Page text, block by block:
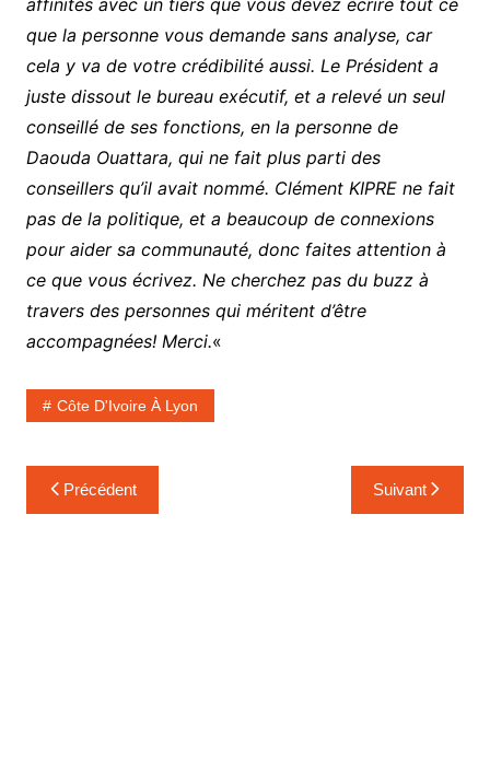
affinités avec un tiers que vous devez écrire tout ce
que la personne vous demande sans analyse, car
cela y va de votre crédibilité aussi. Le Président a
juste dissout le bureau exécutif, et a relevé un seul
conseillé de ses fonctions, en la personne de
Daouda Ouattara, qui ne fait plus parti des
conseillers qu’il avait nommé. Clément KIPRE ne fait
pas de la politique, et a beaucoup de connexions
pour aider sa communauté, donc faites attention à
ce que vous écrivez. Ne cherchez pas du buzz à
travers des personnes qui méritent d’être
accompagnées! Merci.«
Côte D'Ivoire À Lyon
Navigation
de
Précédent Suivant